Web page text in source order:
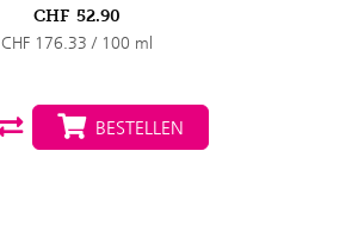
CHF 52.90
CHF 176.33 / 100 ml
BESTELLEN